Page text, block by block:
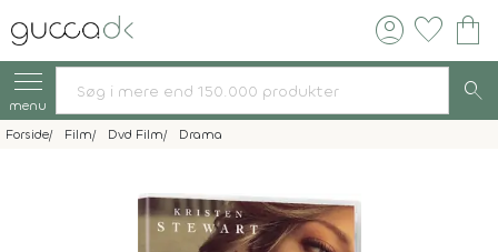
account_circle favorite shopping_bag
menu search
Forside Film Dvd Film Drama